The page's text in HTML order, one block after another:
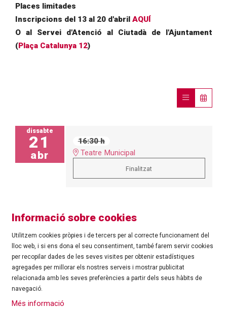
Places limitades
Inscripcions del 13 al 20 d'abril AQUÍ
O al Servei d'Atenció al Ciutadà de l'Ajuntament
(Plaça Catalunya 12)
dissabte
21
abr
16:30 h
Teatre Municipal
Finalitzat
©Ajuntament de Roses| C/ Tarragona, 81 | 17480 ROSES
Tel.: 972 25 24 00 |cultura@roses.cat
Sitemap | Ús de Cookies
Informació sobre cookies
Utilitzem cookies pròpies i de tercers per al correcte funcionament del
lloc web, i si ens dona el seu consentiment, també farem servir cookies
per recopilar dades de les seves visites per obtenir estadístiques
agregades per millorar els nostres serveis i mostrar publicitat
relacionada amb les seves preferències a partir dels seus hàbits de
navegació.
Més informació